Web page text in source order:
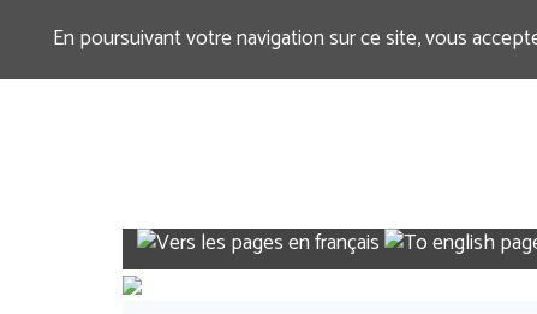
En poursuivant votre navigation sur ce site, vous